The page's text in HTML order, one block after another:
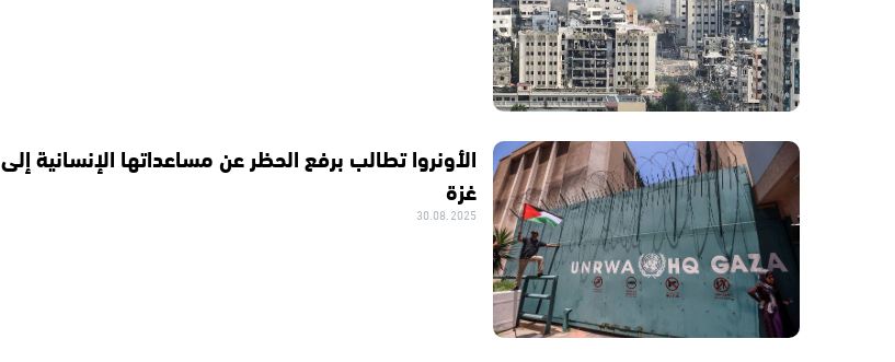
الأونروا تطالب برفع الحظر عن مساعداتها الإنسانية إلى
غزة
30.08.2025